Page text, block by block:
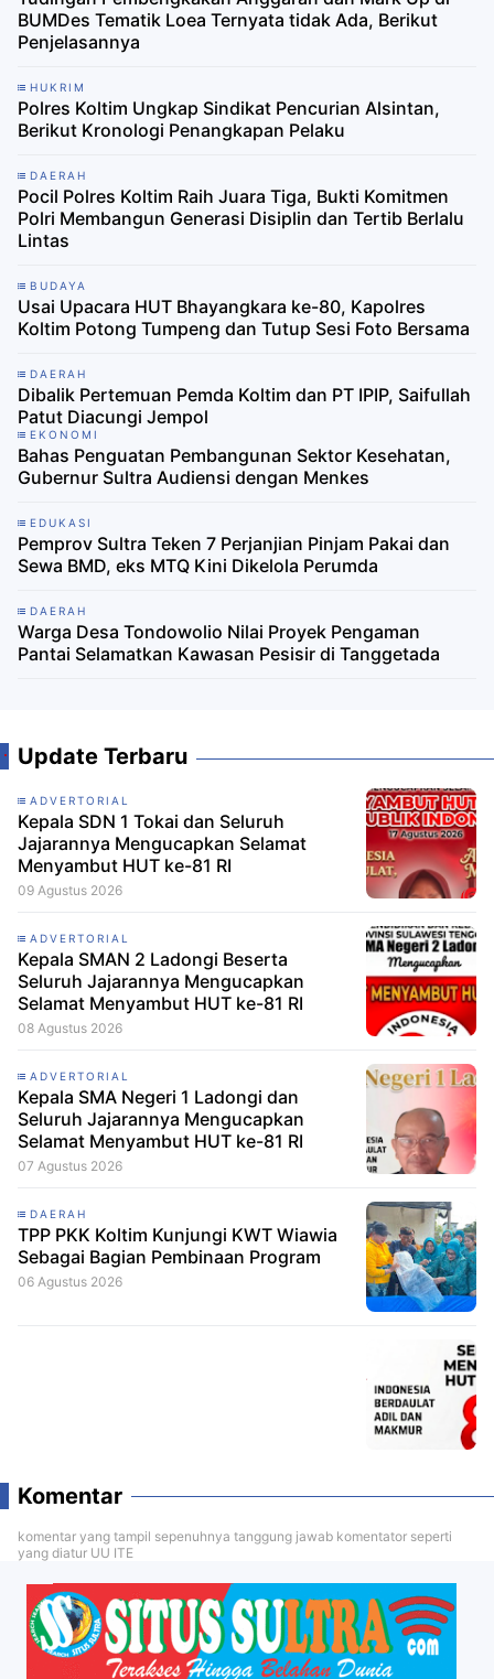
BUMDes Tematik Loea Ternyata tidak Ada, Berikut
Penjelasannya
HUKRIM
Polres Koltim Ungkap Sindikat Pencurian Alsintan,
Berikut Kronologi Penangkapan Pelaku
DAERAH
Pocil Polres Koltim Raih Juara Tiga, Bukti Komitmen
Polri Membangun Generasi Disiplin dan Tertib Berlalu
Lintas
BUDAYA
Usai Upacara HUT Bhayangkara ke-80, Kapolres
Koltim Potong Tumpeng dan Tutup Sesi Foto Bersama
DAERAH
Dibalik Pertemuan Pemda Koltim dan PT IPIP, Saifullah
Patut Diacungi Jempol
EKONOMI
Bahas Penguatan Pembangunan Sektor Kesehatan,
Gubernur Sultra Audiensi dengan Menkes
EDUKASI
Pemprov Sultra Teken 7 Perjanjian Pinjam Pakai dan
Sewa BMD, eks MTQ Kini Dikelola Perumda
DAERAH
Warga Desa Tondowolio Nilai Proyek Pengaman
Pantai Selamatkan Kawasan Pesisir di Tanggetada
Update Terbaru
ADVERTORIAL
Kepala SDN 1 Tokai dan Seluruh
Jajarannya Mengucapkan Selamat
Menyambut HUT ke-81 RI
09 Agustus 2026
ADVERTORIAL
Kepala SMAN 2 Ladongi Beserta
Seluruh Jajarannya Mengucapkan
Selamat Menyambut HUT ke-81 RI
08 Agustus 2026
ADVERTORIAL
Kepala SMA Negeri 1 Ladongi dan
Seluruh Jajarannya Mengucapkan
Selamat Menyambut HUT ke-81 RI
07 Agustus 2026
DAERAH
TPP PKK Koltim Kunjungi KWT Wiawia
Sebagai Bagian Pembinaan Program
06 Agustus 2026
Komentar
komentar yang tampil sepenuhnya tanggung jawab komentator seperti
yang diatur UU ITE